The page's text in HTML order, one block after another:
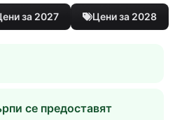
за 2027 Цени за 2028
се предоставят